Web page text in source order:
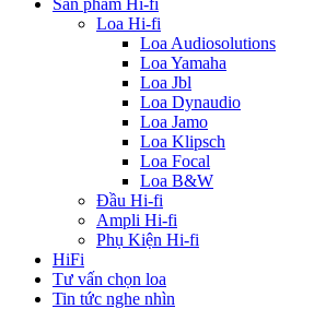
Sản phẩm Hi-fi
Loa Hi-fi
Loa Audiosolutions
Loa Yamaha
Loa Jbl
Loa Dynaudio
Loa Jamo
Loa Klipsch
Loa Focal
Loa B&W
Đầu Hi-fi
Ampli Hi-fi
Phụ Kiện Hi-fi
HiFi
Tư vấn chọn loa
Tin tức nghe nhìn